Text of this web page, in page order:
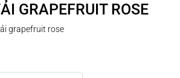
GRAPEFRUIT ROSE
grapefruit rose